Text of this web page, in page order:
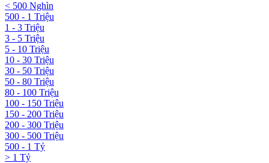
< 500 Nghìn
500 - 1 Triệu
1 - 3 Triệu
3 - 5 Triệu
5 - 10 Triệu
10 - 30 Triệu
30 - 50 Triệu
50 - 80 Triệu
80 - 100 Triệu
100 - 150 Triệu
150 - 200 Triệu
200 - 300 Triệu
300 - 500 Triệu
500 - 1 Tỷ
> 1 Tỷ